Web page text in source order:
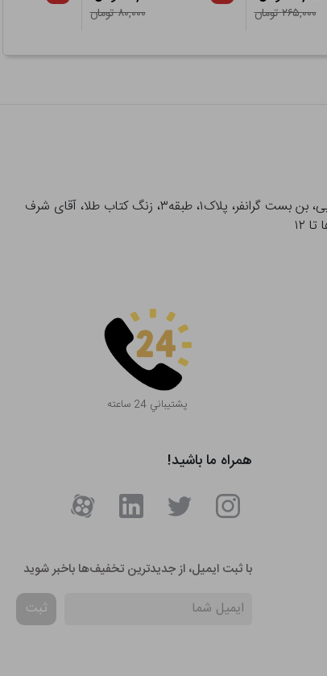
۲۶۵,۰۰۰ تومان
۸۰,۰۰۰ تومان
آدرس تحویل حضوری سفارشات: میدان انقلاب، خیابان انقلاب، خیابان ۱۲ فروردین، خیابان شهدای ژاندارمری غربی، بن بست گرانفر، پلاک۱، طبقه۳، زنگ کتاب طلا، آقای شرف
پشتيباني 24 ساعته
همراه ما باشید!
با ثبت ایمیل، از جدید‌ترین تخفیف‌ها با‌خبر شوید
ثبت